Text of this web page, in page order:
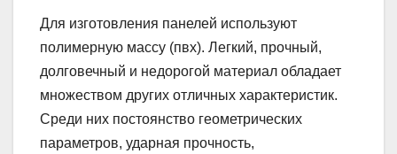
Для изготовления панелей используют
полимерную массу (пвх). Легкий, прочный,
долговечный и недорогой материал обладает
множеством других отличных характеристик.
Среди них постоянство геометрических
параметров, ударная прочность,